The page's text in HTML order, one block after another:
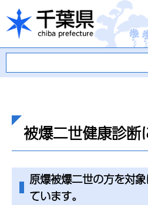
千葉県
被爆二世健康診断
原爆被爆二世の方を対
ています。